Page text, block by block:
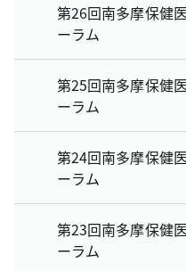
第26回南多摩保健
ーラム
第25回南多摩保健
ーラム
第24回南多摩保健
ーラム
第23回南多摩保健
ーラム